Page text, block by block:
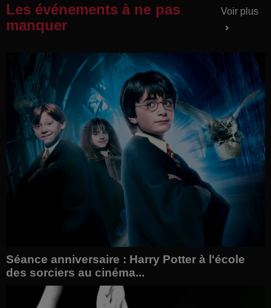
Les événements à ne pas
manquer
Voir plus
Séance anniversaire : Harry Potter à l'école
des sorciers au cinéma...